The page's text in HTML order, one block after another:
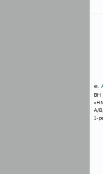
e.
BH
A/B,
1-